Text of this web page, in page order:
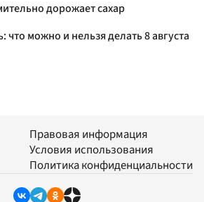
дорожает сахар
что можно и нельзя делать 8 августа
Правовая информация
Условия использования
Политика конфиденциальности